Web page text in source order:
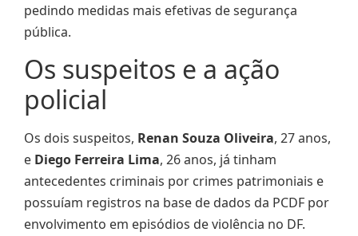
pedindo medidas mais efetivas de segurança
pública.
Os suspeitos e a ação
policial
Os dois suspeitos, Renan Souza Oliveira, 27 anos,
e Diego Ferreira Lima, 26 anos, já tinham
antecedentes criminais por crimes patrimoniais e
possuíam registros na base de dados da PCDF por
envolvimento em episódios de violência no DF.